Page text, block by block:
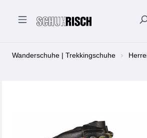
Wanderschuhe | Trekkingschuhe